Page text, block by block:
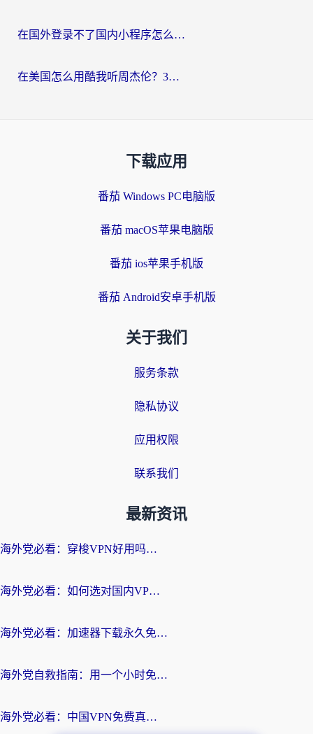
在国外登录不了国内小程序怎么办？选对回国加速器，轻松解锁国内资源
在美国怎么用酷我听周杰伦？3步搞定海外听歌难题
下载应用
番茄 Windows PC电脑版
番茄 macOS苹果电脑版
番茄 ios苹果手机版
番茄 Android安卓手机版
关于我们
服务条款
隐私协议
应用权限
联系我们
最新资讯
海外党必看：穿梭VPN好用吗？和云帆VPN对比哪个回国效果更好？附真实测评+避坑指南
海外党必看：如何选对国内VPN，实现无缝访问国内资源？
海外党必看：加速器下载永久免费版真的存在吗？教你无缝访问国内资源的正确姿势
海外党自救指南：用一个小时免费加速器，轻松打破国内资源访问壁垒？
海外党必看：中国VPN免费真的靠谱吗？手把手教你选对回国加速器